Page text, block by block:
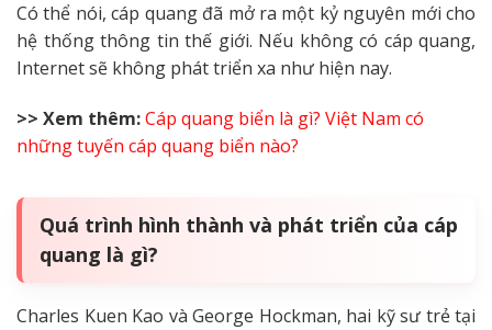
Có thể nói, cáp quang đã mở ra một kỷ nguyên mới cho
hệ thống thông tin thế giới. Nếu không có cáp quang,
Internet sẽ không phát triển xa như hiện nay.
>> Xem thêm:Cáp quang biển là gì? Việt Nam có
những tuyến cáp quang biển nào?
Quá trình hình thành và phát triển của cáp
quang là gì?
Charles Kuen Kao và George Hockman, hai kỹ sư trẻ tại